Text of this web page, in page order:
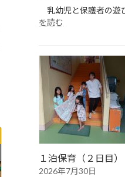
乳幼児と保護者の遊
を読む
ぽ
ぽ
ク
ラ
ブ
（プ
ー
ル
び）
１泊保育（２日目）
2026年7月30日